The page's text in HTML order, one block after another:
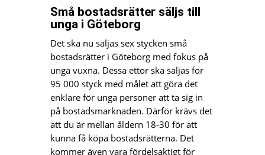
Små bostadsrätter säljs till
unga i Göteborg
Det ska nu säljas sex stycken små
bostadsrätter i Göteborg med fokus på
unga vuxna. Dessa ettor ska säljas för
95 000 styck med målet att göra det
enklare för unga personer att ta sig in
på bostadsmarknaden. Därför krävs det
att du är mellan åldern 18-30 för att
kunna få köpa bostadsrätterna. Det
kommer även vara fördelsaktigt för